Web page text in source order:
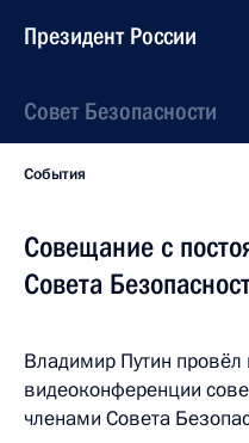
Президент России
Совет Безопасности
События
Совещание с
Совета
Владимир Путин
видеоконференции
членами Совета